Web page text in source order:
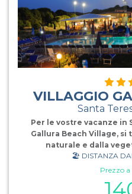
VILLAGGIO
Santa
Per le vostre vacanze in
Gallura Beach Village,
naturale e dalla
mediterranea. Il
spiaggia di sabbia
che riprende i colori del
🏖️ DISTANZA
Prezzo